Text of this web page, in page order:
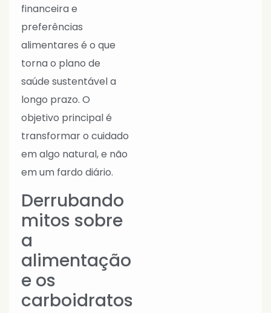
financeira e
preferências
alimentares é o que
torna o plano de
saúde sustentável a
longo prazo. O
objetivo principal é
transformar o cuidado
em algo natural, e não
em um fardo diário.
Derrubando
mitos sobre
a
alimentação
e os
carboidratos